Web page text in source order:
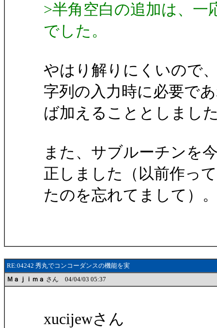
>半角空白の追加は、
でした。
やはり解りにくいので
字列の入力時に必要で
ば加えることとしまし
また、サブルーチンを
正しました（以前作っ
たのを忘れてまして）
RE:04242 秀丸でコンコーダンスの機能を実
Ｍａｊｉｍａ さん 04/04/03 05:37
xucijewさん